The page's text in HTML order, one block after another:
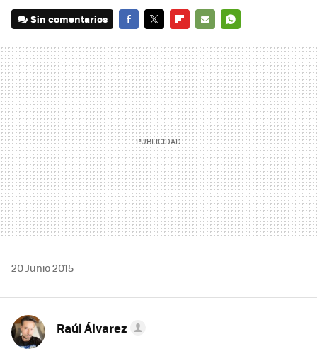
Sin comentarios
MAIL
20 Junio 2015
Raúl Álvarez